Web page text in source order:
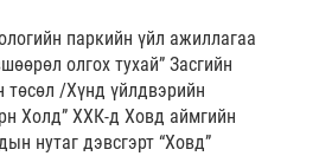
паркийн үйл ажиллагаа
олгох тухай” Засгийн
төсөл /Хүнд үйлдвэрийн
Холд” ХХК-д Ховд аймгийн
нутаг дэвсгэрт “Ховд”